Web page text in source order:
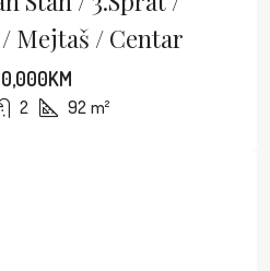
Mejtaš / Centar
2 92 m²